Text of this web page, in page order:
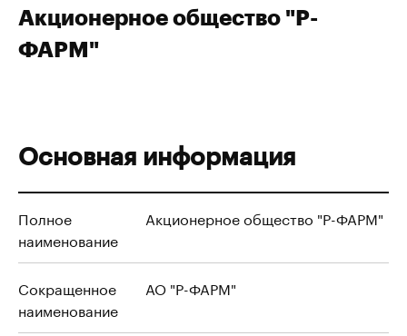
Акционерное общество "Р-
ФАРМ"
Основная информация
Полное
наименование
Акционерное общество "Р-ФАРМ"
Сокращенное
наименование
АО "Р-ФАРМ"